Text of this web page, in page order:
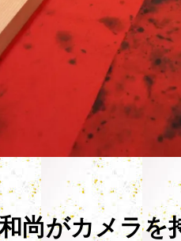
尚がカメラを